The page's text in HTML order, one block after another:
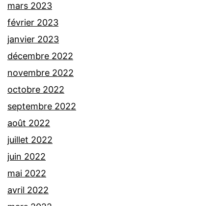
mars 2023
février 2023
janvier 2023
décembre 2022
novembre 2022
octobre 2022
septembre 2022
août 2022
juillet 2022
juin 2022
mai 2022
avril 2022